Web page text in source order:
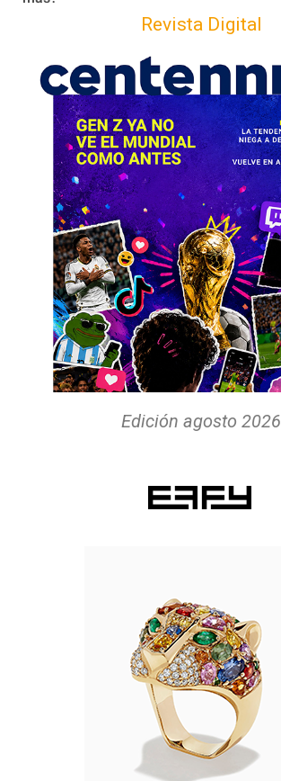
Revista Digital
Edición agosto 2026